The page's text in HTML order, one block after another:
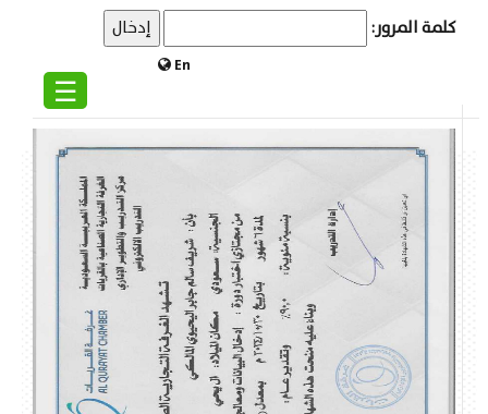
En
☰
كلمة المرور: